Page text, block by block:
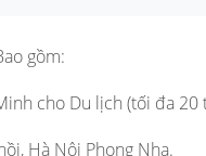
gồm:
cho Du lịch (tối đa
Hà Nội Phong Nha.